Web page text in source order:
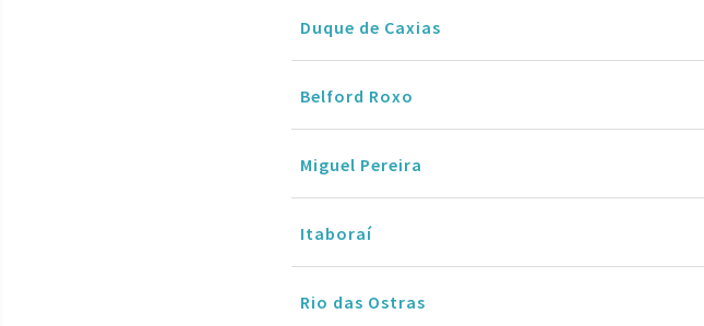
Duque de Caxias
Belford Roxo
Miguel Pereira
Itaboraí
Rio das Ostras